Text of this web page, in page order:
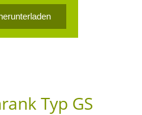
Typ GS